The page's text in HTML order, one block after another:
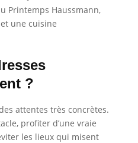
Printemps Haussmann,
une cuisine
?
attentes très concrètes.
profiter d’une vraie
les lieux qui misent